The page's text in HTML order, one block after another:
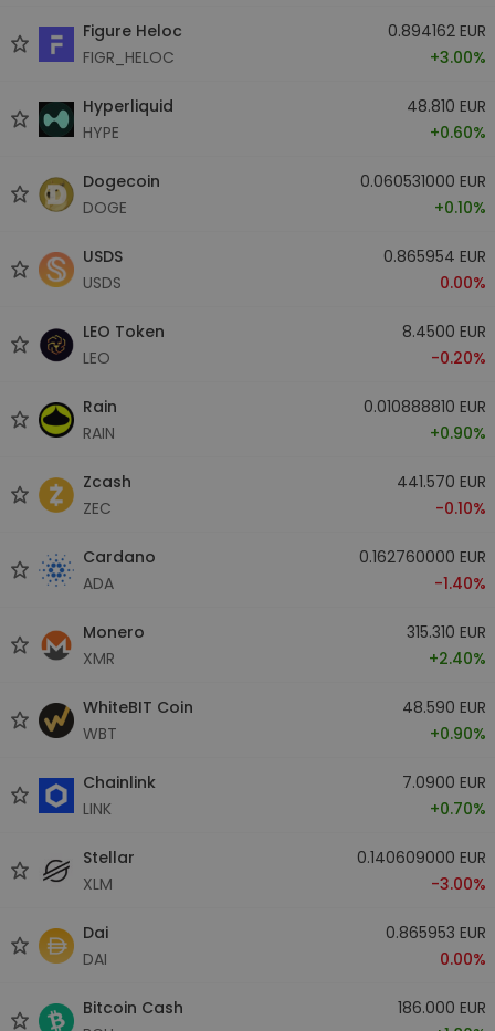
Figure Heloc
FIGR_HELOC
0.894162 EUR
+3.00%
Hyperliquid
HYPE
48.810 EUR
+0.60%
Dogecoin
DOGE
0.060531000 EUR
+0.10%
USDS
USDS
0.865954 EUR
0.00%
LEO Token
LEO
8.4500 EUR
-0.20%
Rain
RAIN
0.010888810 EUR
+0.90%
Zcash
ZEC
441.570 EUR
-0.10%
Cardano
ADA
0.162760000 EUR
-1.40%
Monero
XMR
315.310 EUR
+2.40%
WhiteBIT Coin
WBT
48.590 EUR
+0.90%
Chainlink
LINK
7.0900 EUR
+0.70%
Stellar
XLM
0.140609000 EUR
-3.00%
Dai
DAI
0.865953 EUR
0.00%
Bitcoin Cash
186.000 EUR